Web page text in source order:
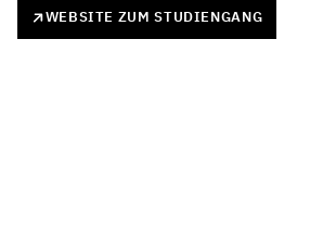
WEBSITE ZUM STUDIENGANG